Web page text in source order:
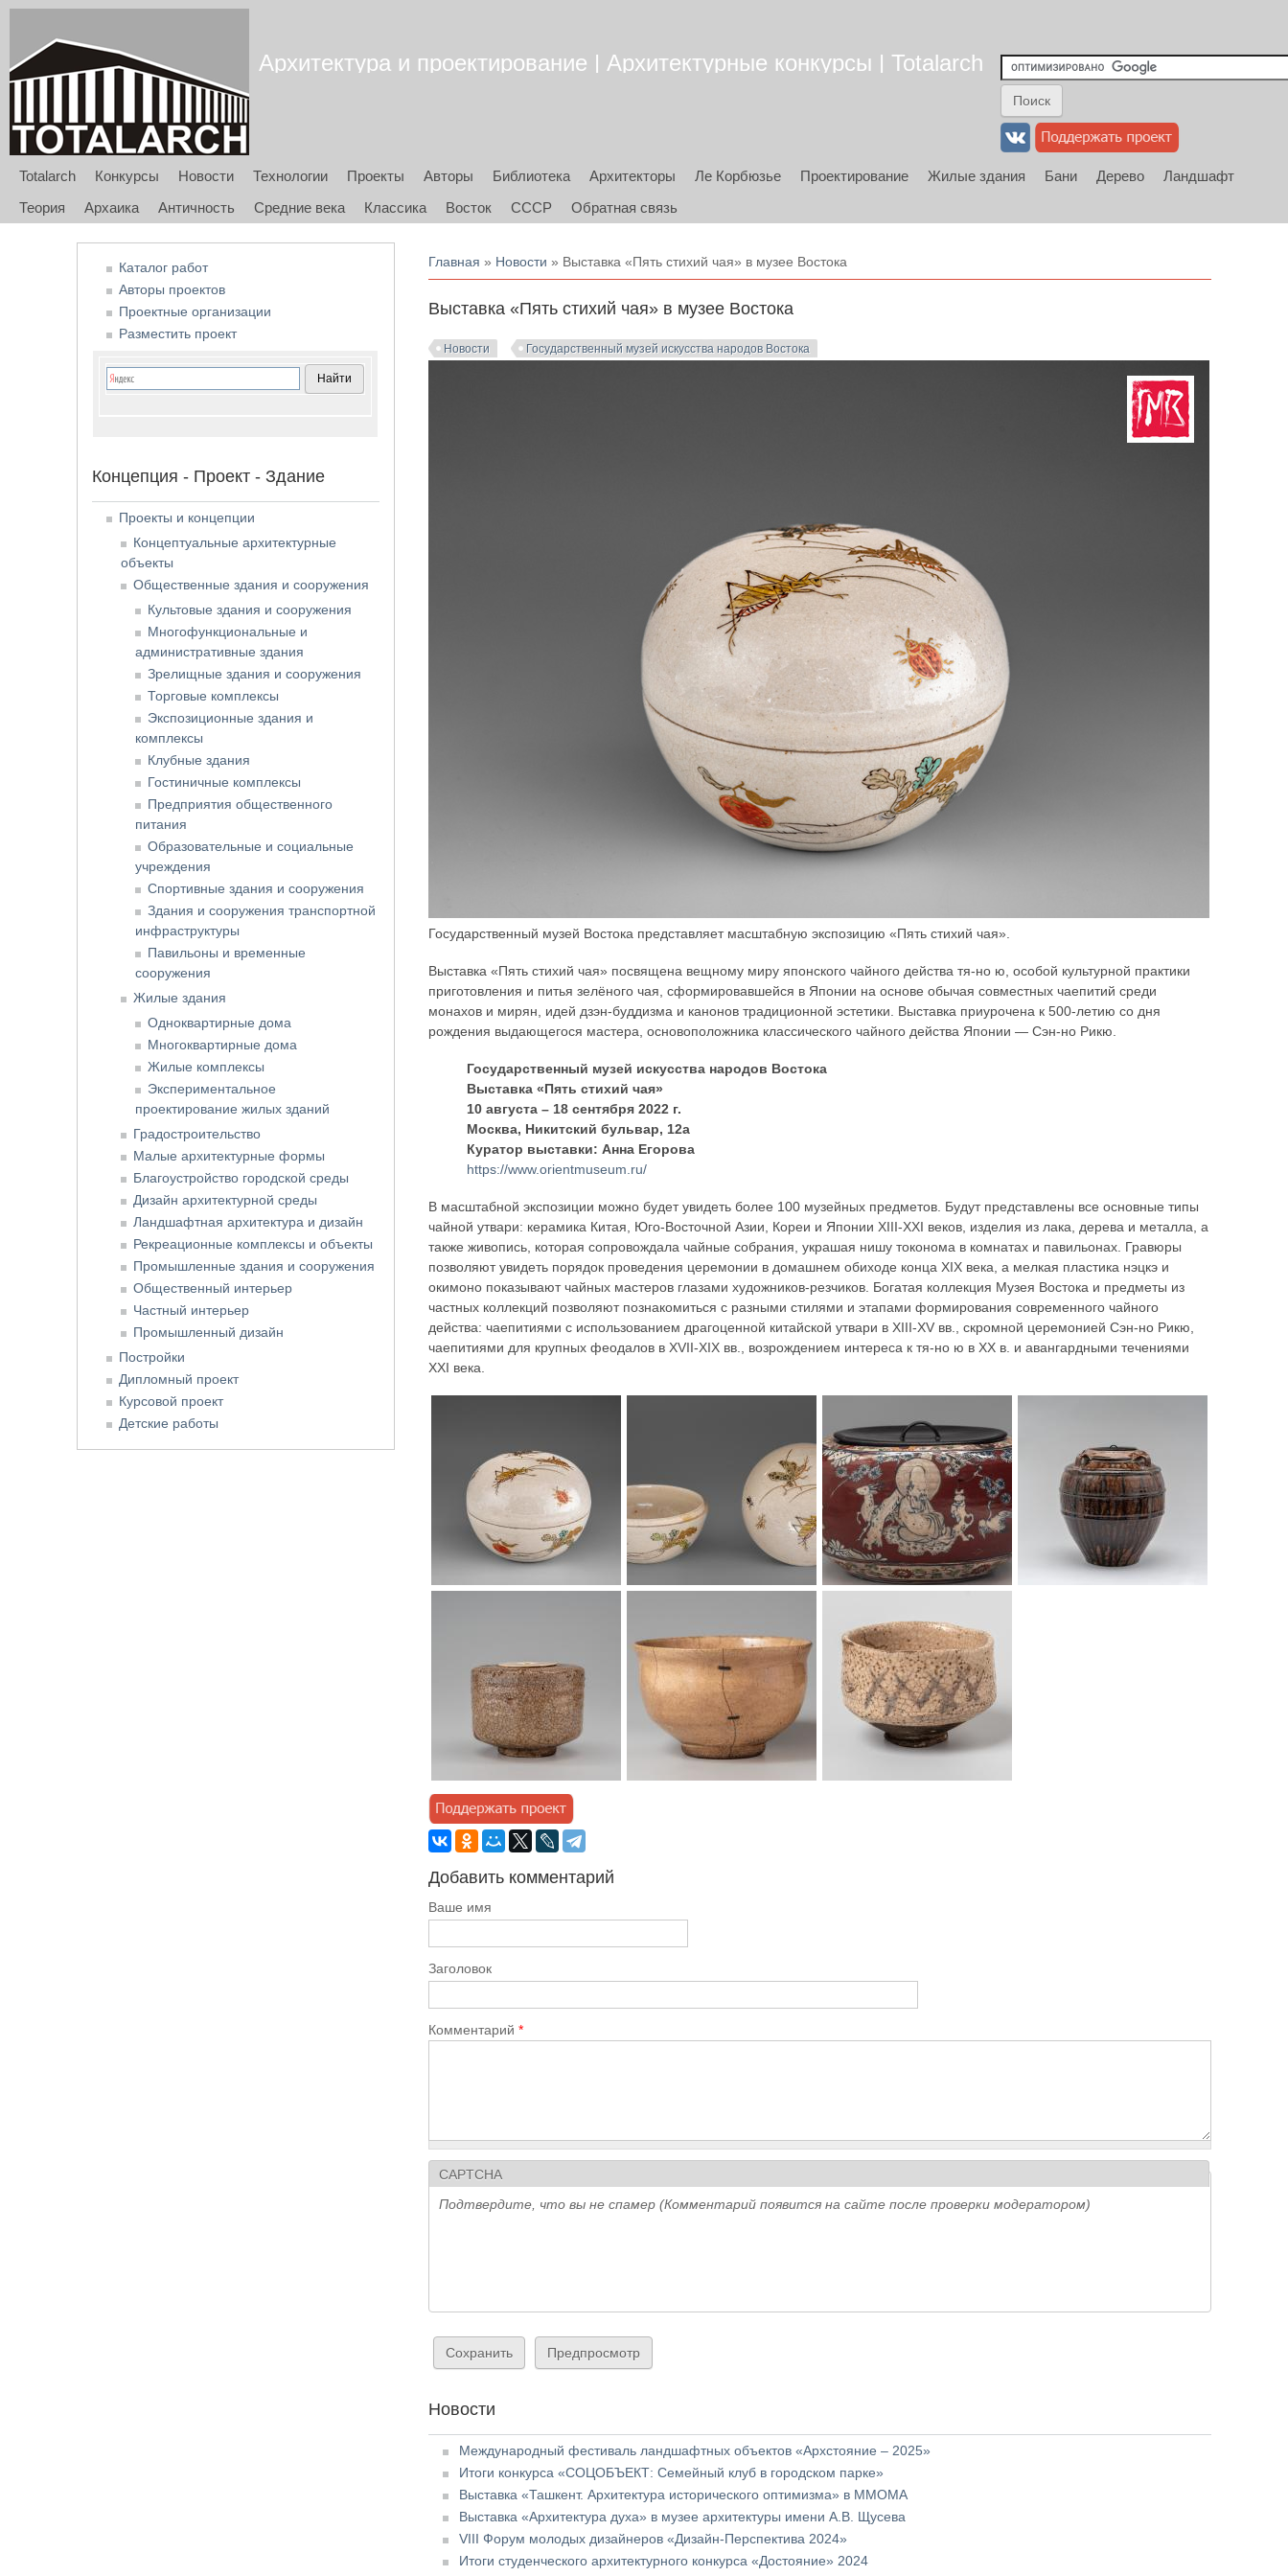
Архитектура и проектирование | Архитектурные конкурсы | Totalarch
Totalarch Конкурсы Новости Технологии Проекты Авторы Библиотека Архитекторы Ле Корбюзье Проектирование Жилые здания Бани Дерево
Ландшафт
Теория
Архаика Античность Средние века Классика Восток СССР Обратная связь
Вы здесь
Главная » Новости » Выставка «Пять стихий чая» в музее Востока
Выставка «Пять стихий чая» в музее Востока
Новости Государственный музей искусства народов Востока
Государственный музей Востока представляет масштабную экспозицию «Пять стихий чая».
Выставка «Пять стихий чая» посвящена вещному миру японского чайного действа тя-но ю, особой культурной практики
приготовления и питья зелёного чая, сформировавшейся в Японии на основе обычая совместных чаепитий среди
монахов и мирян, идей дзэн-буддизма и канонов традиционной эстетики. Выставка приурочена к 500-летию со дня
рождения выдающегося мастера, основоположника классического чайного действа Японии — Сэн-но Рикю.
Государственный музей искусства народов Востока
Выставка «Пять стихий чая»
10 августа – 18 сентября 2022 г.
Москва, Никитский бульвар, 12a
Куратор выставки: Анна Егорова
https://www.orientmuseum.ru/
В масштабной экспозиции можно будет увидеть более 100 музейных предметов. Будут представлены все основные типы
чайной утвари: керамика Китая, Юго-Восточной Азии, Кореи и Японии XIII-XXI веков, изделия из лака, дерева и металла, а
также живопись, которая сопровождала чайные собрания, украшая нишу токонома в комнатах и павильонах. Гравюры
позволяют увидеть порядок проведения церемонии в домашнем обиходе конца XIX века, а мелкая пластика нэцкэ и
окимоно показывают чайных мастеров глазами художников-резчиков. Богатая коллекция Музея Востока и предметы из
частных коллекций позволяют познакомиться с разными стилями и этапами формирования современного чайного
действа: чаепитиями с использованием драгоценной китайской утвари в XIII-XV вв., скромной церемонией Сэн-но Рикю,
чаепитиями для крупных феодалов в XVII-XIX вв., возрождением интереса к тя-но ю в ХХ в. и авангардными течениями
XXI века.
Добавить комментарий
Ваше имя
Заголовок
Комментарий*
CAPTCHA
Подтвердите, что вы не спамер (Комментарий появится на сайте после проверки модератором)
Новости
Международный фестиваль ландшафтных объектов «Архстояние – 2025»
Итоги конкурса «СОЦОБЪЕКТ: Семейный клуб в городском парке»
Выставка «Ташкент. Архитектура исторического оптимизма» в ММОМА
Выставка «Архитектура духа» в музее архитектуры имени А.В. Щусева
VIII Форум молодых дизайнеров «Дизайн-Перспектива 2024»
Итоги студенческого архитектурного конкурса «Достояние» 2024
Каталог работ
Авторы проектов
Проектные организации
Разместить проект
Концепция - Проект - Здание
Проекты и концепции
Концептуальные архитектурные
объекты
Общественные здания и сооружения
Культовые здания и сооружения
Многофункциональные и
административные здания
Зрелищные здания и сооружения
Торговые комплексы
Экспозиционные здания и
комплексы
Клубные здания
Гостиничные комплексы
Предприятия общественного
питания
Образовательные и социальные
учреждения
Спортивные здания и сооружения
Здания и сооружения транспортной
инфраструктуры
Павильоны и временные
сооружения
Жилые здания
Одноквартирные дома
Многоквартирные дома
Жилые комплексы
Экспериментальное
проектирование жилых зданий
Градостроительство
Малые архитектурные формы
Благоустройство городской среды
Дизайн архитектурной среды
Ландшафтная архитектура и дизайн
Рекреационные комплексы и объекты
Промышленные здания и сооружения
Общественный интерьер
Частный интерьер
Промышленный дизайн
Постройки
Дипломный проект
Курсовой проект
Детские работы